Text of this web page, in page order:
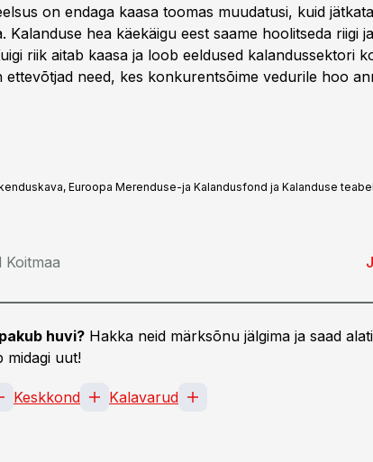
on endaga kaasa toomas muudatusi, kuid
Kalanduse hea käekäigu eest saame hoolitseda riigi
riik aitab kaasa ja loob eeldused kalandussektori
ettevõtjad need, kes konkurentsõime vedurile hoo
Euroopa Merenduse-ja Kalandusfond ja Kalanduse
Koitmaa
huvi? Hakka neid märksõnu jälgima ja saad
midagi uut!
Keskkond Kalavarud